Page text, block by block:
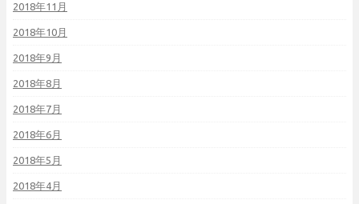
2018年11月
2018年10月
2018年9月
2018年8月
2018年7月
2018年6月
2018年5月
2018年4月